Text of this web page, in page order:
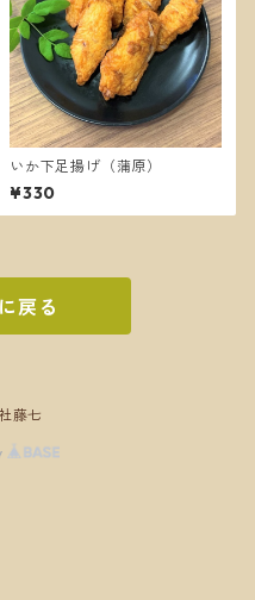
いか下足揚げ（蒲原）
¥330
戻る
藤七